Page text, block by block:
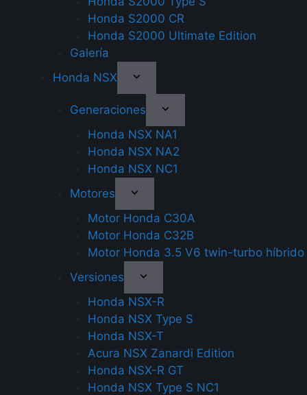
Honda S2000 CR
Honda S2000 Ultimate Edition
Galería
Honda NSX
Generaciones
Honda NSX NA1
Honda NSX NA2
Honda NSX NC1
Motores
Motor Honda C30A
Motor Honda C32B
Motor Honda 3.5 V6 twin-turbo híbrido
Versiones
Honda NSX-R
Honda NSX Type S
Honda NSX-T
Acura NSX Zanardi Edition
Honda NSX-R GT
Honda NSX Type S NC1